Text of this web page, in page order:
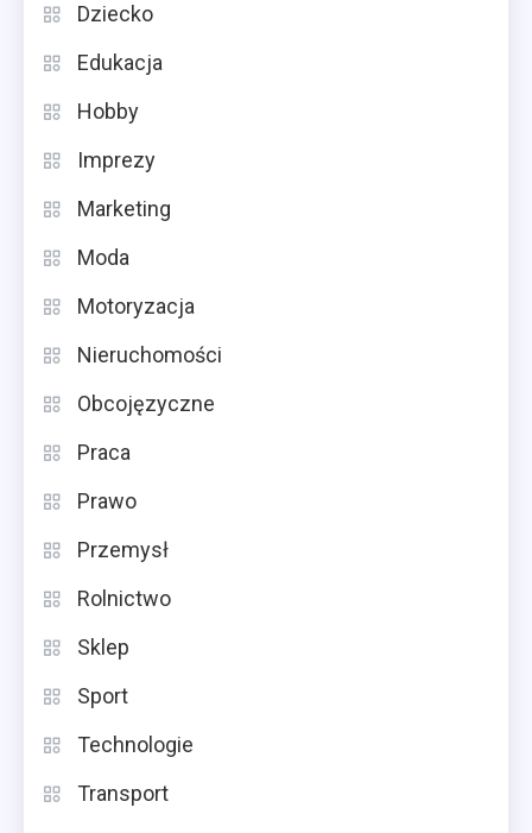
Dziecko
Edukacja
Hobby
Imprezy
Marketing
Moda
Motoryzacja
Nieruchomości
Obcojęzyczne
Praca
Prawo
Przemysł
Rolnictwo
Sklep
Sport
Technologie
Transport